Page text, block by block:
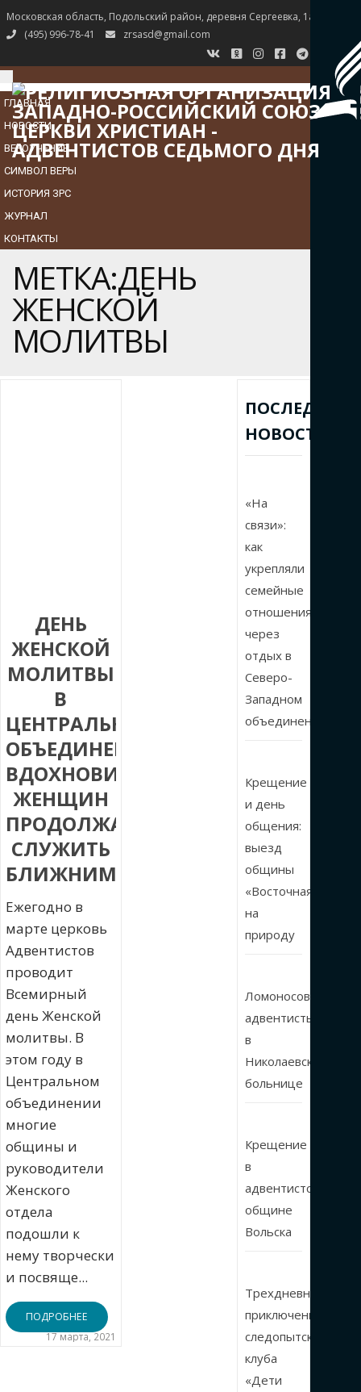
Московская область, Подольский район, деревня Сергеевка, 1а
(495) 996-78-41
zrsasd@gmail.com
TOGGLE
NAVIGATION
ГЛАВНАЯ
НОВОСТИ
ВЕРОУЧЕНИЕ
СИМВОЛ ВЕРЫ
ИСТОРИЯ ЗРС
ЖУРНАЛ
КОНТАКТЫ
МЕТКА:ДЕНЬ
ЖЕНСКОЙ
МОЛИТВЫ
ДЕНЬ
ЖЕНСКОЙ
МОЛИТВЫ
В
ЦЕНТРАЛЬНОМ
ОБЪЕДИНЕНИИ
ВДОХНОВИЛ
ЖЕНЩИН
ПРОДОЛЖАТЬ
СЛУЖИТЬ
БЛИЖНИМ.
Ежегодно в
марте церковь
Адвентистов
проводит
Всемирный
день Женской
молитвы. В
этом году в
Центральном
объединении
многие
общины и
руководители
Женского
отдела
подошли к
нему творчески
и посвяще...
ПОДРОБНЕЕ
17 марта, 2021
ПОСЛЕДНИЕ
НОВОСТИ
«На
связи»:
как
укрепляли
семейные
отношения
через
отдых в
Северо-
Западном
объединении
Крещение
и день
общения:
выезд
общины
«Восточная»
на
природу
Ломоносовские
адвентисты
в
Николаевской
больнице
Крещение
в
адвентистской
общине
Вольска
Трехдневные
приключения
следопытского
клуба
«Дети